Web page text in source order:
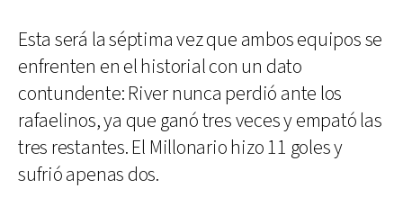
Esta será la séptima vez que ambos equipos se
enfrenten en el historial con un dato
contundente: River nunca perdió ante los
rafaelinos, ya que ganó tres veces y empató las
tres restantes. El Millonario hizo 11 goles y
sufrió apenas dos.